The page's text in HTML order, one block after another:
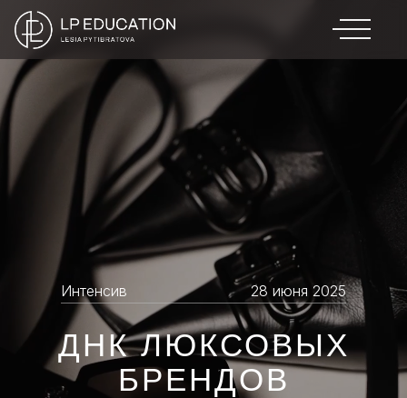
ДНК ЛЮКСОВЫХ
БРЕНДОВ
Интенсив 28 июня 2025